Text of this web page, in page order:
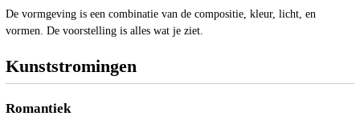
De vormgeving is een combinatie van de compositie, kleur, licht, en
vormen. De voorstelling is alles wat je ziet.
Kunststromingen
Romantiek